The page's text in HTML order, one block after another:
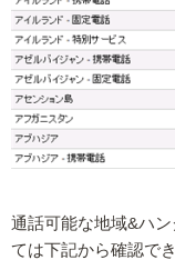
通話可能な地域&ハ
ては下記から確認でき